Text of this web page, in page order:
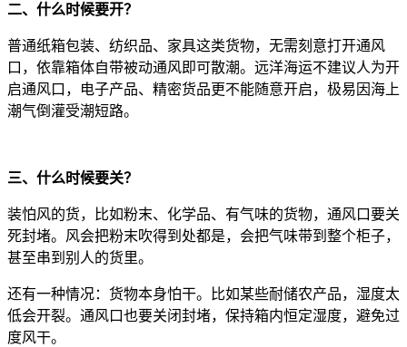
二、什么时候要开？
普通纸箱包装、纺织品、家具这类货物，无需刻意打开通风
口，依靠箱体自带被动通风即可散潮。远洋海运不建议人为开
启通风口，电子产品、精密货品更不能随意开启，极易因海上
潮气倒灌受潮短路。
三、什么时候要关？
装怕风的货，比如粉末、化学品、有气味的货物，通风口要关
死封堵。风会把粉末吹得到处都是，会把气味带到整个柜子，
甚至串到别人的货里。
还有一种情况：货物本身怕干。比如某些耐储农产品，湿度太
低会开裂。通风口也要关闭封堵，保持箱内恒定湿度，避免过
度风干。